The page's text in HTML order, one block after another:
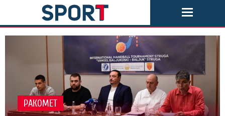
РАКОМЕТ